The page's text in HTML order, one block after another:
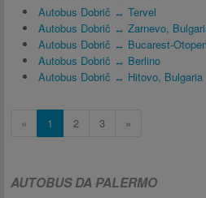
Autobus Dobrič ↔ Tervel
Autobus Dobrič ↔ Zarnevo,
Autobus Dobrič ↔ Bucarest-
Autobus Dobrič ↔ Berlino
Autobus Dobrič ↔ Hitovo, Bulgaria
« 1 2 3 »
AUTOBUS DA PALERMO